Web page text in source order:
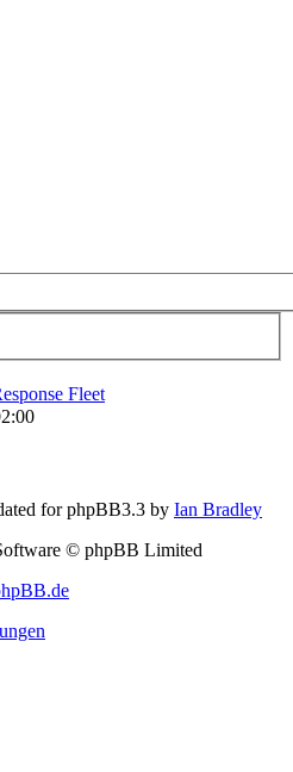
Fleet
for phpBB3.3 by Ian Bradley
© phpBB Limited